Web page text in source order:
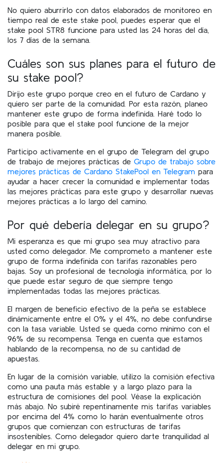
No quiero aburrirlo con datos elaborados de monitoreo en
tiempo real de este stake pool, puedes esperar que el
stake pool STR8 funcione para usted las 24 horas del día,
los 7 días de la semana.
Cuáles son sus planes para el futuro de
su stake pool?
Dirijo este grupo porque creo en el futuro de Cardano y
quiero ser parte de la comunidad. Por esta razón, planeo
mantener este grupo de forma indefinida. Haré todo lo
posible para que el stake pool funcione de la mejor
manera posible.
Participo activamente en el grupo de Telegram del grupo
de trabajo de mejores prácticas de Grupo de trabajo sobre
mejores prácticas de Cardano StakePool en Telegram para
ayudar a hacer crecer la comunidad e implementar todas
las mejores prácticas para este grupo y desarrollar nuevas
mejores prácticas a lo largo del camino.
Por qué debería delegar en su grupo?
Mi esperanza es que mi grupo sea muy atractivo para
usted como delegador. Me comprometo a mantener este
grupo de forma indefinida con tarifas razonables pero
bajas. Soy un profesional de tecnología informática, por lo
que puede estar seguro de que siempre tengo
implementadas todas las mejores prácticas.
El margen de beneficio efectivo de la peña se establece
dinámicamente entre el 0% y el 4%, no debe confundirse
con la tasa variable. Usted se queda como mínimo con el
96% de su recompensa. Tenga en cuenta que estamos
hablando de la recompensa, no de su cantidad de
apuestas.
En lugar de la comisión variable, utilizo la comisión efectiva
como una pauta más estable y a largo plazo para la
estructura de comisiones del pool. Véase la explicación
más abajo. No subiré repentinamente mis tarifas variables
por encima del 4% como lo harán eventualmente otros
grupos que comienzan con estructuras de tarifas
insostenibles. Como delegador quiero darte tranquilidad al
delegar en mi grupo.